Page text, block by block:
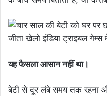
यह फैसला आसान नहीं था।
बेटी से दूर लंबे समय तक रहना